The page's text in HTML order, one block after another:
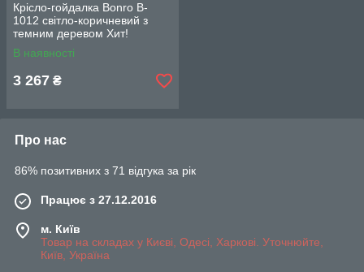
Крісло-гойдалка Bonro B-
1012 світло-коричневий з
темним деревом Хит!
В наявності
3 267 ₴
Про нас
86% позитивних з 71 відгука за рік
Працює з 27.12.2016
м. Київ
Товар на складах у Києві, Одесі, Харкові. Уточнюйте,
Київ, Україна